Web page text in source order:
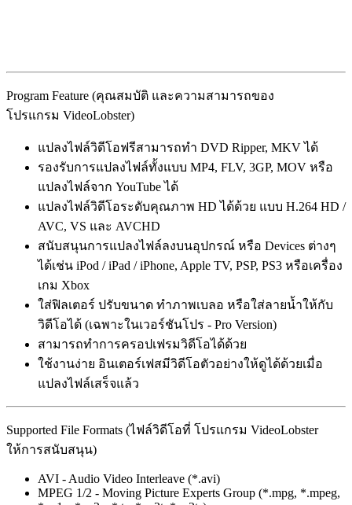
Program Feature (คุณสมบัติ และความสามารถของ
โปรแกรม VideoLobster)
แปลงไฟล์วิดีโอฟรีสามารถทำ DVD Ripper, MKV ได้
รองรับการแปลงไฟล์ทั้งแบบ MP4, FLV, 3GP, MOV หรือ
แปลงไฟล์จาก YouTube ได้
แปลงไฟล์วิดีโอระดับคุณภาพ HD ได้ด้วย แบบ H.264 HD /
AVC, VS และ AVCHD
สนับสนุนการแปลงไฟล์ลงบนอุปกรณ์ หรือ Devices ต่างๆ
ได้เช่น iPod / iPad / iPhone, Apple TV, PSP, PS3 หรือเครื่อง
เกม Xbox
ใส่ฟิลเตอร์ ปรับขนาด ทำภาพเบลอ หรือใส่ลายน้ำให้กับ
วิดีโอได้ (เฉพาะในเวอร์ชันโปร - Pro Version)
สามารถทำการครอปเฟรมวิดีโอได้ด้วย
ใช้งานง่าย อินเตอร์เฟสมีวิดีโอตัวอย่างให้ดูได้ด้วยเมื่อ
แปลงไฟล์เสร็จแล้ว
Supported File Formats (ไฟล์วิดีโอที่ โปรแกรม VideoLobster
ให้การสนับสนุน)
AVI - Audio Video Interleave (*.avi)
MPEG 1/2 - Moving Picture Experts Group (*.mpg, *.mpeg,